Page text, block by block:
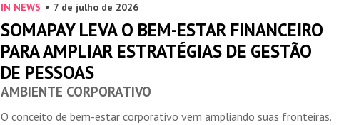
IN NEWS 7 de julho de 2026
SOMAPAY LEVA O BEM-ESTAR FINANCEIRO
PARA AMPLIAR ESTRATÉGIAS DE GESTÃO
DE PESSOAS
AMBIENTE CORPORATIVO
O conceito de bem-estar corporativo vem ampliando suas fronteiras.